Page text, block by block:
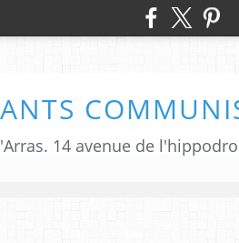
14 avenue de